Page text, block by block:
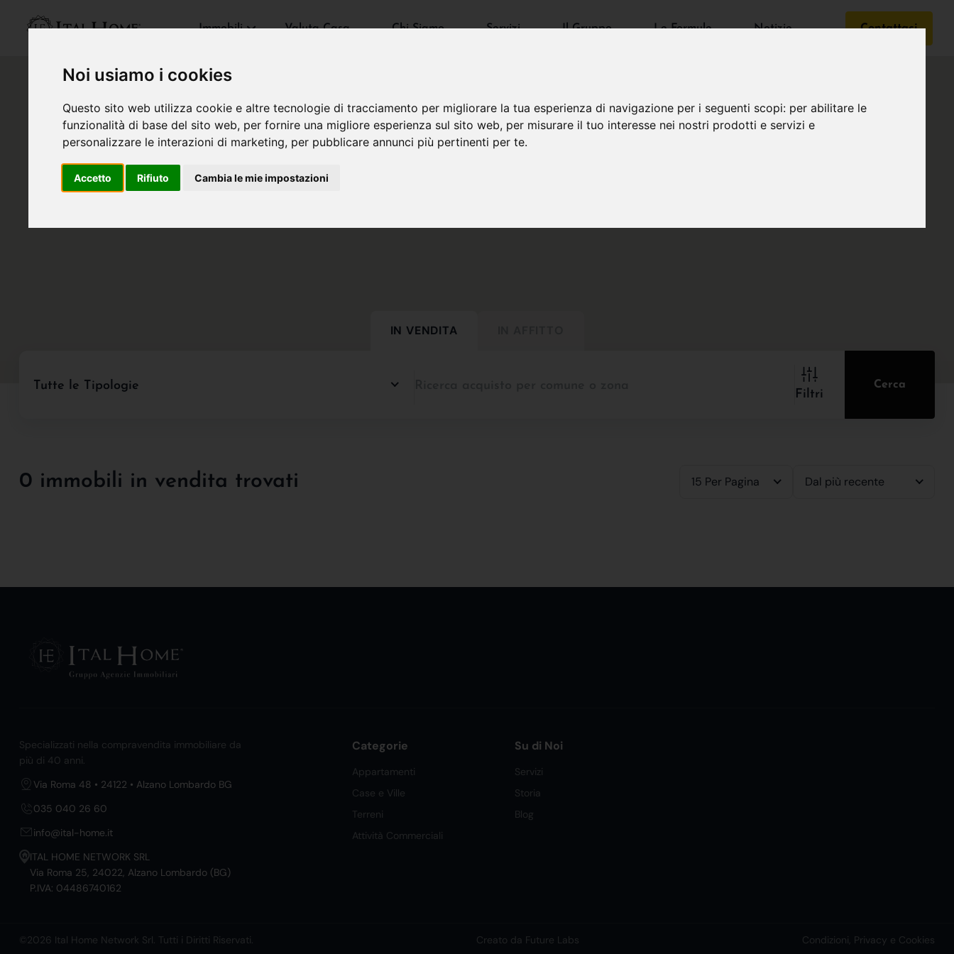
Noi usiamo i cookies
Questo sito web utilizza cookie e altre tecnologie di tracciamento per migliorare la tua esperienza di navigazione per i seguenti scopi: per abilitare le
funzionalità di base del sito web, per fornire una migliore esperienza sul sito web, per misurare il tuo interesse nei nostri prodotti e servizi e
personalizzare le interazioni di marketing, per pubblicare annunci più pertinenti per te.
Accetto Rifiuto Cambia le mie impostazioni
Immobili Valuta Casa Chi Siamo Servizi Il Gruppo Le Formule Notizie Contattaci
IN VENDITA
Tutte le Tipologie
Filtri
Cerca
0 immobili in vendita trovati 15 Per Pagina Dal più recente
Specializzati nella compravendita immobiliare da
più di 40 anni.
Via Roma 48 • 24122 • Alzano Lombardo BG
035 040 26 60
info@ital-home.it
ITAL HOME NETWORK SRL
Via Roma 25, 24022, Alzano Lombardo (BG)
P.IVA: 04486740162
Categorie
Appartamenti
Case e Ville
Terreni
Attività Commerciali
Su di Noi
Servizi
Storia
Blog
©2026 Ital Home Network Srl. Tutti i Diritti Riservati. Creato da Future Labs Condizioni, Privacy e Cookies